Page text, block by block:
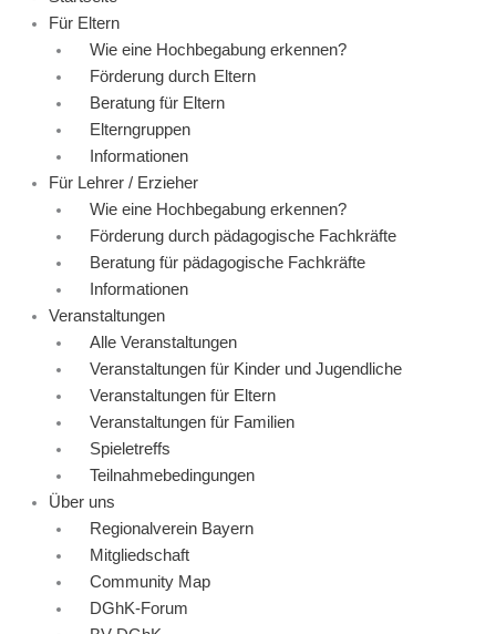
Für Eltern
Wie eine Hochbegabung erkennen?
Förderung durch Eltern
Beratung für Eltern
Elterngruppen
Informationen
Für Lehrer / Erzieher
Wie eine Hochbegabung erkennen?
Förderung durch pädagogische Fachkräfte
Beratung für pädagogische Fachkräfte
Informationen
Veranstaltungen
Alle Veranstaltungen
Veranstaltungen für Kinder und Jugendliche
Veranstaltungen für Eltern
Veranstaltungen für Familien
Spieletreffs
Teilnahmebedingungen
Über uns
Regionalverein Bayern
Mitgliedschaft
Community Map
DGhK-Forum